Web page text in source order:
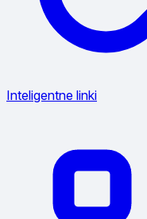
Inteligentne linki